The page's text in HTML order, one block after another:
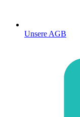
Unsere AGB